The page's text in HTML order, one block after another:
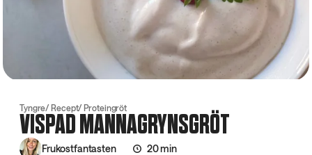
Tyngre Recept Proteingröt
VISPAD MANNAGRYNSGRÖT
Frukostfantasten 20 min